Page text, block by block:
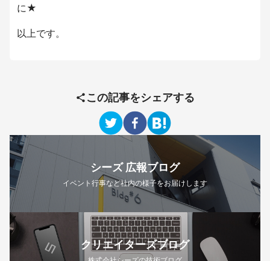
に★
以上です。
この記事をシェアする
シーズ 広報ブログ
イベント行事など社内の様子をお届けします
クリエイターズブログ